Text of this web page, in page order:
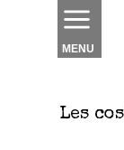
MENU
Les